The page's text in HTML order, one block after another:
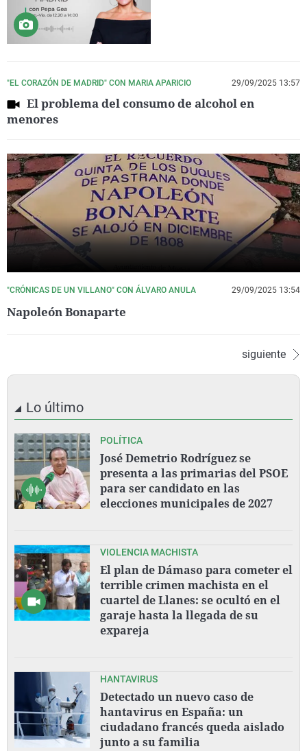
"EL CORAZÓN DE MADRID" CON MARIA APARICIO 29/09/2025 13:57
El problema del consumo de alcohol en
menores
"CRÓNICAS DE UN VILLANO" CON ÁLVARO ANULA 29/09/2025 13:54
Napoleón Bonaparte
siguiente
Lo último
POLÍTICA
José Demetrio Rodríguez se
presenta a las primarias del PSOE
para ser candidato en las
elecciones municipales de 2027
VIOLENCIA MACHISTA
El plan de Dámaso para cometer el
terrible crimen machista en el
cuartel de Llanes: se ocultó en el
garaje hasta la llegada de su
expareja
HANTAVIRUS
Detectado un nuevo caso de
hantavirus en España: un
ciudadano francés queda aislado
junto a su familia